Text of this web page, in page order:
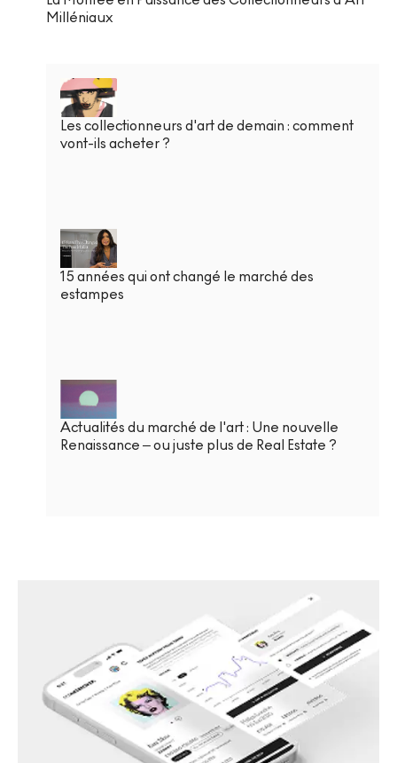
Milléniaux
Les collectionneurs d'art de demain : comment
vont-ils acheter ?
15 années qui ont changé le marché des
estampes
Actualités du marché de l'art : Une nouvelle
Renaissance – ou juste plus de Real Estate ?